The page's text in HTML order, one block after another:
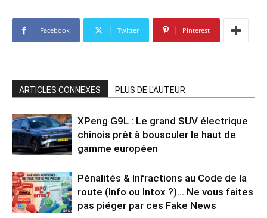
Facebook Twitter Pinterest
ARTICLES CONNEXES PLUS DE L'AUTEUR
XPeng G9L : Le grand SUV électrique
chinois prêt à bousculer le haut de
gamme européen
Pénalités & Infractions au Code de la
route (Info ou Intox ?)… Ne vous faites
pas piéger par ces Fake News